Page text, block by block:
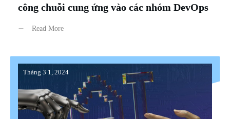
công chuỗi cung ứng vào các nhóm DevOps
Read More
Tháng 3 1, 2024